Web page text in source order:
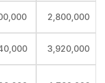
2,800,000
3,920,000